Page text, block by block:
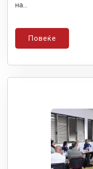
на...
Повеќе